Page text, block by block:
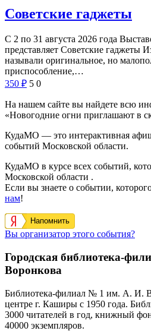
Советские гаджеты
С 2 по 31 августа 2026 года
представляет Советские гаджеты
называли оригинальное, но
приспособление,…
350 ₽ 5 0
На нашем сайте вы найдете всю
«Новогодние огни приглашают в
КудаМО — это интерактивная
событий Московской области.
КудаМО в курсе всех событий,
Московской области .
Если вы знаете о событии,
нам!
Напомнить
Вы организатор этого события?
Городская библиотека-
Воронкова
Библиотека-филиал № 1 им. А. И.
центре г. Каширы с 1950 года.
3000 читателей в год, книжный
40000 экземпляров.